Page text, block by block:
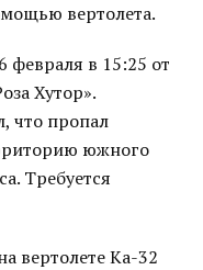
вертолета.
в 15:25 от
Хутор».
что пропал
южного
Требуется
вертолете Ка-32